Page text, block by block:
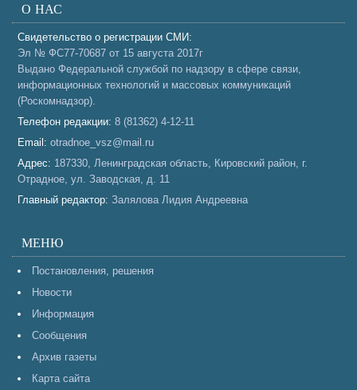
О НАС
Свидетельство о регистрации СМИ:
Эл № ФС77-70687 от 15 августа 2017г
Выдано Федеральной службой по надзору в сфере связи,
информационных технологий и массовых коммуникаций
(Роскомнадзор).
Телефон редакции: 8 (81362) 4-12-11
Email: otradnoe_vsz@mail.ru
Адрес: 187330, Ленинградская область, Кировский район, г.
Отрадное, ул. Заводская, д. 11
Главный редактор: Залялова Лидия Андреевна
МЕНЮ
Постановления, решения
Новости
Информация
Сообщения
Архив газеты
Карта сайта